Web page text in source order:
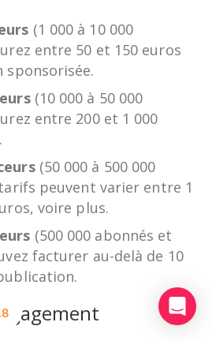
(1 000 à 10 000
entre 50 et 150 euros
(10 000 à 50 000
entre 200 et 1 000
(50 000 à 500 000
peuvent varier entre 1
voire plus.
(500 000 abonnés et
facturer au-delà de 10